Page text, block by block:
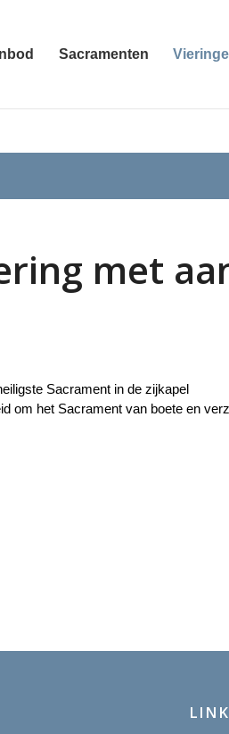
Sacramenten
met
Sacrament in de zijkapel
om het Sacrament van boete en